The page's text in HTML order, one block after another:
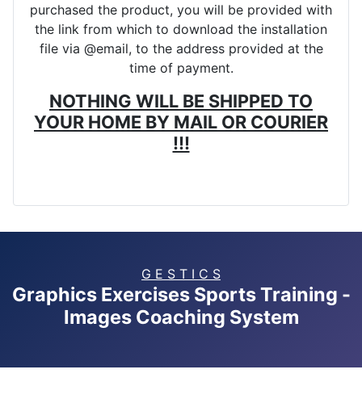
purchased the product, you will be provided with
the link from which to download the installation
file via @email, to the address provided at the
time of payment.
NOTHING WILL BE SHIPPED TO
YOUR HOME BY MAIL OR COURIER
!!!
G E S T I C S
Graphics Exercises Sports Training -
Images Coaching System